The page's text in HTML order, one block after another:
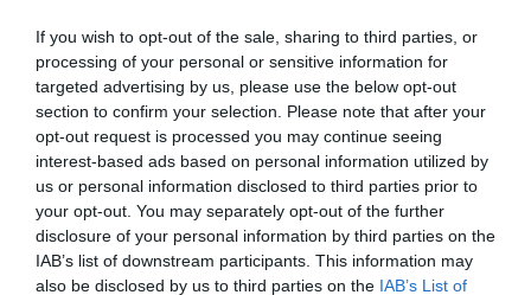
If you wish to opt-out of the sale, sharing to third parties, or
processing of your personal or sensitive information for
targeted advertising by us, please use the below opt-out
section to confirm your selection. Please note that after your
opt-out request is processed you may continue seeing
interest-based ads based on personal information utilized by
us or personal information disclosed to third parties prior to
your opt-out. You may separately opt-out of the further
disclosure of your personal information by third parties on the
IAB’s list of downstream participants. This information may
also be disclosed by us to third parties on the IAB’s List of
previous post
La Germania azzoppa la Bce
next post
Anti-italianità: il mito fondatore della sinistra
YOU MAY ALSO LIKE